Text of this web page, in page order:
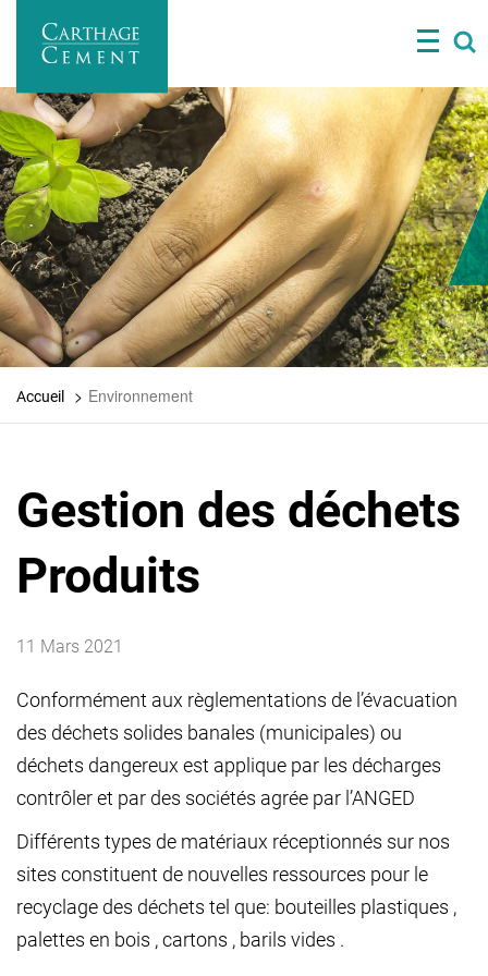
contenu
Accueil Environnement
Gestion des déchets
Produits
11 Mars 2021
Conformément aux règlementations de l’évacuation
des déchets solides banales (municipales) ou
déchets dangereux est applique par les décharges
contrôler et par des sociétés agrée par l’ANGED
Différents types de matériaux réceptionnés sur nos
sites constituent de nouvelles ressources pour le
recyclage des déchets tel que: bouteilles plastiques ,
palettes en bois , cartons , barils vides .